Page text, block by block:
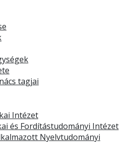
tagjai
Intézet
és Fordítástudományi Intézet
Nyelvtudományi